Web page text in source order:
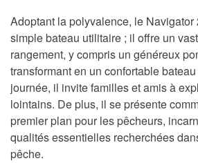
Adoptant la polyvalence, le Navigator
simple bateau utilitaire ; il offre un
rangement, y compris un généreux
transformant en un confortable
journée, il invite familles et amis à
lointains. De plus, il se présente
premier plan pour les pêcheurs,
qualités essentielles recherchées
pêche.